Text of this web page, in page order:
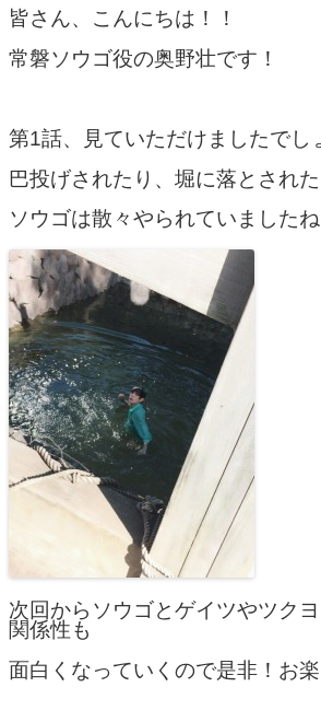
皆さん、こんにちは！！
常磐ソウゴ役の奥野壮です！
第1話、見ていただけましたでし
巴投げされたり、堀に落とされた
ソウゴは散々やられていましたね
次回からソウゴとゲイツやツク
関係性も
面白くなっていくので是非！お楽